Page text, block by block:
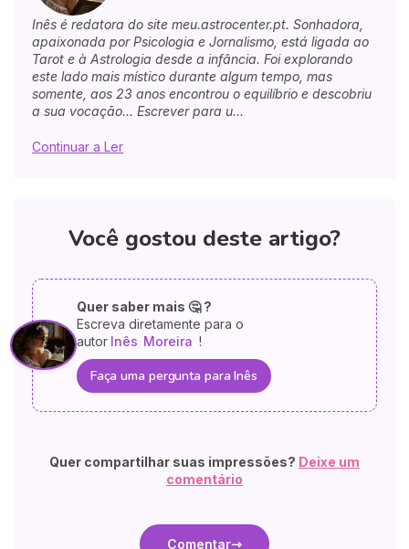
Inês é redatora do site meu.astrocenter.pt. Sonhadora,
apaixonada por Psicologia e Jornalismo, está ligada ao
Tarot e à Astrologia desde a infância. Foi explorando
este lado mais místico durante algum tempo, mas
somente, aos 23 anos encontrou o equilíbrio e descobriu
a sua vocação... Escrever para u...
Continuar a Ler
Você gostou deste artigo?
Quer saber mais 🤔 ?
Escreva diretamente para o
autor Inês Moreira !
Faça uma pergunta para Inês
Quer compartilhar suas impressões? Deixe um
comentário
Comentar